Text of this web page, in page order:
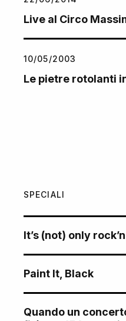
Live al Circo
10/05/2003
Le pietre rotolanti
SPECIALI
It’s (not) only
Paint It, Black
Quando un